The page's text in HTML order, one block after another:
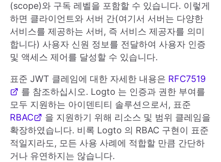
(scope)와 구독 레벨을 포함할 수 있습니다. 이렇게
하면 클라이언트와 서버 간(여기서 서버는 다양한
서비스를 제공하는 서버, 즉 서비스 제공자를 의미
합니다) 사용자 신원 정보를 전달하여 사용자 인증
및 액세스 제어를 달성할 수 있습니다.
표준 JWT 클레임에 대한 자세한 내용은 RFC7519
를 참조하십시오. Logto 는 인증과 권한 부여를
모두 지원하는 아이덴티티 솔루션으로서, 표준
RBAC
을 지원하기 위해 리소스 및 범위 클레임을
확장하였습니다. 비록 Logto 의 RBAC 구현이 표준
적일지라도, 모든 사용 사례에 적합할 만큼 간단하
거나 유연하지는 않습니다.